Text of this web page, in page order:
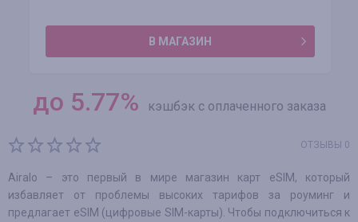
В МАГАЗИН
до 5.77% кэшбэк с оплаченного заказа
ОТЗЫВЫ 0
Airalo – это первый в мире магазин карт eSIM, который
избавляет от проблемы высоких тарифов за роуминг и
предлагает eSIM (цифровые SIM-карты). Чтобы подключиться к